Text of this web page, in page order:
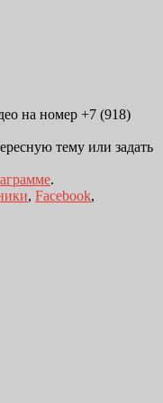
на номер +7 (918)
тему или задать
.
, Facebook,